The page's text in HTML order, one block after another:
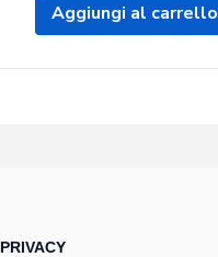
Aggiungi al carrello
PRIVACY